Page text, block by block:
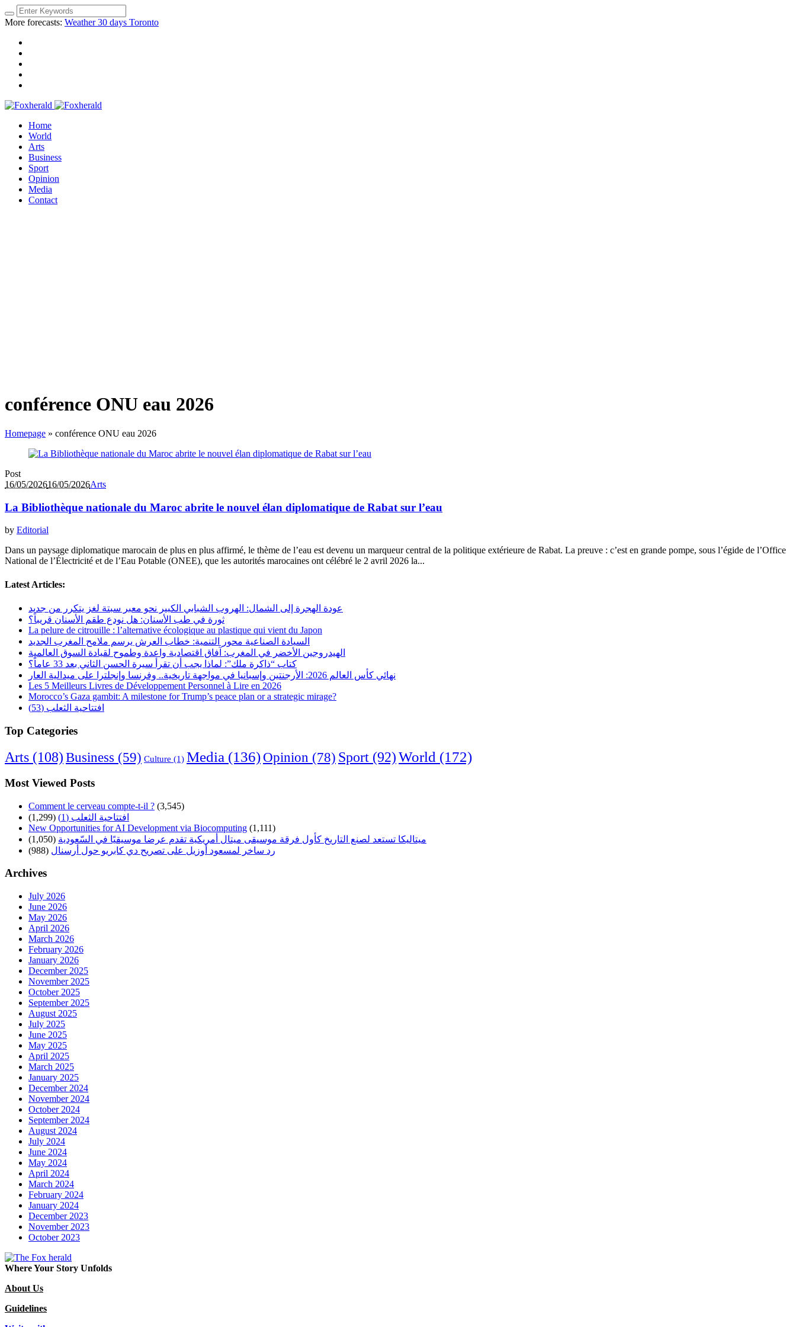
More forecasts: Weather 30 days Toronto
Home
World
Arts
Business
Sport
Opinion
Media
Contact
conférence ONU eau 2026
Homepage » conférence ONU eau 2026
Post
16/05/202616/05/2026Arts
La Bibliothèque nationale du Maroc abrite le nouvel élan diplomatique de Rabat sur l’eau
by Editorial
Dans un paysage diplomatique marocain de plus en plus affirmé, le thème de l’eau est devenu un marqueur central de la politique extérieure de Rabat. La preuve : c’est en grande pompe, sous l’égide de l’Office
National de l’Électricité et de l’Eau Potable (ONEE), que les autorités marocaines ont célébré le 2 avril 2026 la...
Latest Articles:
عودة الهجرة إلى الشمال: الهروب الشبابي الكبير نحو معبر سبتة لغز يتكرر من جديد
ثورة في طب الأسنان: هل نودع طقم الأسنان قريباً؟
La pelure de citrouille : l’alternative écologique au plastique qui vient du Japon
السيادة الصناعية محور التنمية: خطاب العرش يرسم ملامح المغرب الجديد
الهيدروجين الأخضر في المغرب: آفاق اقتصادية واعدة وطموح لقيادة السوق العالمية
كتاب “ذاكرة ملك”: لماذا يجب أن تقرأ سيرة الحسن الثاني بعد 33 عاماً؟
نهائي كأس العالم 2026: الأرجنتين وإسبانيا في مواجهة تاريخية.. وفرنسا وإنجلترا على ميدالية العار
Les 5 Meilleurs Livres de Développement Personnel à Lire en 2026
Morocco’s Gaza gambit: A milestone for Trump’s peace plan or a strategic mirage?
افتتاحية الثعلب (53)
Top Categories
Arts (108) Business (59) Culture (1) Media (136)Opinion (78) Sport (92)World (172)
Most Viewed Posts
Comment le cerveau compte-t-il ? (3,545)
افتتاحية الثعلب (1)
(1,299)
New Opportunities for AI Development via Biocomputing (1,111)
ميتاليكا تستعد لصنع التاريخ كأول فرقة موسيقى ميتال أمريكية تقدم عرضا موسيقيًا في السّعودية (1,050)
رد ساخر لمسعود أوزيل على تصريح دي كابريو حول أرسنال (988)
Archives
July 2026
June 2026
May 2026
April 2026
March 2026
February 2026
January 2026
December 2025
November 2025
October 2025
September 2025
August 2025
July 2025
June 2025
May 2025
April 2025
March 2025
January 2025
December 2024
November 2024
October 2024
September 2024
August 2024
July 2024
June 2024
May 2024
April 2024
March 2024
February 2024
January 2024
December 2023
November 2023
October 2023
Where Your Story Unfolds
About Us
Guidelines